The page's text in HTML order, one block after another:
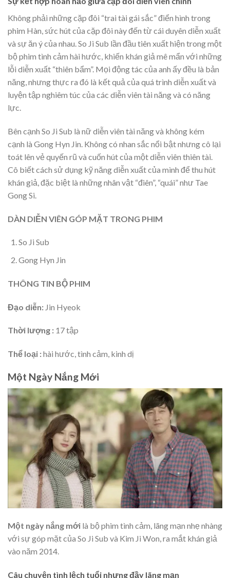
Không phải những cặp đôi “trai tài gái sắc” điển hình trong
phim Hàn, sức hút của cặp đôi này đến từ cái duyên diễn xuất
và sự ăn ý của nhau. So Ji Sub lần đầu tiên xuất hiện trong một
bộ phim tình cảm hài hước, khiến khán giả mê mẩn với những
lỗi diễn xuất “thiên bẩm”. Mọi động tác của anh ấy đều là bản
năng, nhưng thực ra đó là kết quả của quá trình diễn xuất và
luyện tập nghiêm túc của các diễn viên tài năng và có năng
lực.
Bên cạnh So Ji Sub là nữ diễn viên tài năng và không kém
cạnh là Gong Hyn Jin. Không có nhan sắc nổi bật nhưng cô lại
toát lên vẻ quyến rũ và cuốn hút của một diễn viên thiên tài.
Cô biết cách sử dụng kỹ năng diễn xuất của mình để thu hút
khán giả, đặc biệt là những nhân vật “điên”, “quái” như Tae
Gong Si.
DÀN DIỄN VIÊN GÓP MẶT TRONG PHIM
So Ji Sub
Gong Hyn Jin
THÔNG TIN BỘ PHIM
Đạo diễn: Jin Hyeok
Thời lượng : 17 tập
Thể loại :hài hước, tình cảm, kinh dị
Một Ngày Nắng Mới
Một ngày nắng mới là bộ phim tình cảm, lãng mạn nhẹ nhàng
với sự góp mặt của So Ji Sub và Kim Ji Won, ra mắt khán giả
vào năm 2014.
Câu chuyện tình lệch tuổi nhưng đầy lãng mạn